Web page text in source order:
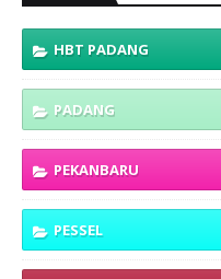
HBT PADANG
PADANG
PEKANBARU
PESSEL